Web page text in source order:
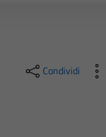
Condividi